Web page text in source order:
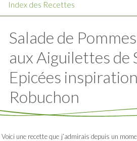
Index des Recettes
Salade de
aux Aiguilettes de
Epicées
Robuchon
Voici une recette que j’admirais depuis un